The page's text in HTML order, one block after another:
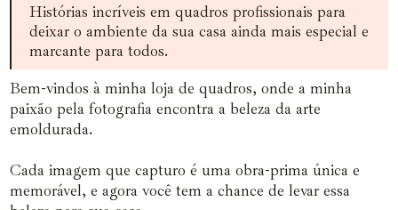
Histórias incríveis em quadros profissionais para
deixar o ambiente da sua casa ainda mais especial e
marcante para todos.
Bem-vindos à minha loja de quadros, onde a minha
paixão pela fotografia encontra a beleza da arte
emoldurada.
Cada imagem que capturo é uma obra-prima única e
memorável, e agora você tem a chance de levar essa